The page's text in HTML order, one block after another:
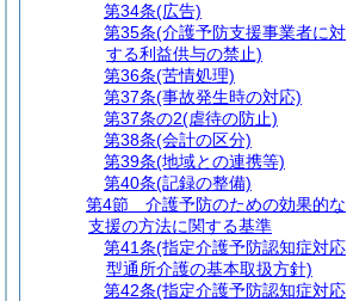
第34条(広告)
第35条(介護予防支援事業者に対
する利益供与の禁止)
第36条(苦情処理)
第37条(事故発生時の対応)
第37条の2(虐待の防止)
第38条(会計の区分)
第39条(地域との連携等)
第40条(記録の整備)
第4節
介護予防のための効果的な
支援の方法に関する基準
第41条(指定介護予防認知症対応
型通所介護の基本取扱方針)
第42条(指定介護予防認知症対応